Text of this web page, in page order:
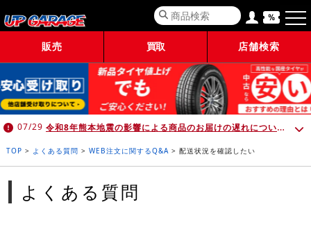
販売 買取 店舗検索
07/29 令和8年熊本地震の影響による商品のお届けの遅れについて （7月30日 10:00時点）
TOP > よくある質問 > WEB注文に関するQ&A> 配送状況を確認したい
よくある質問